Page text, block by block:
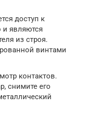
доступ к
и являются
из строя.
винтами
контактов.
снимите его